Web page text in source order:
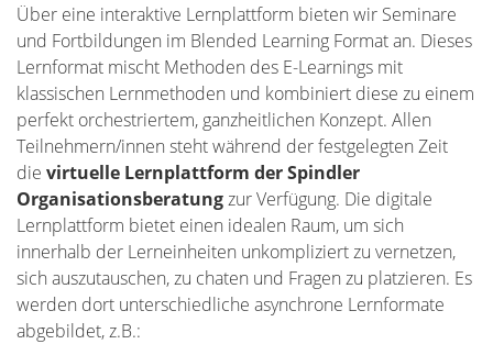
Über eine interaktive Lernplattform bieten wir Seminare
und Fortbildungen im Blended Learning Format an. Dieses
Lernformat mischt Methoden des E-Learnings mit
klassischen Lernmethoden und kombiniert diese zu einem
perfekt orchestriertem, ganzheitlichen Konzept. Allen
Teilnehmern/innen steht während der festgelegten Zeit
die virtuelle Lernplattform der Spindler
Organisationsberatungzur Verfügung. Die digitale
Lernplattform bietet einen idealen Raum, um sich
innerhalb der Lerneinheiten unkompliziert zu vernetzen,
sich auszutauschen, zu chaten und Fragen zu platzieren. Es
werden dort unterschiedliche asynchrone Lernformate
abgebildet, z.B.: